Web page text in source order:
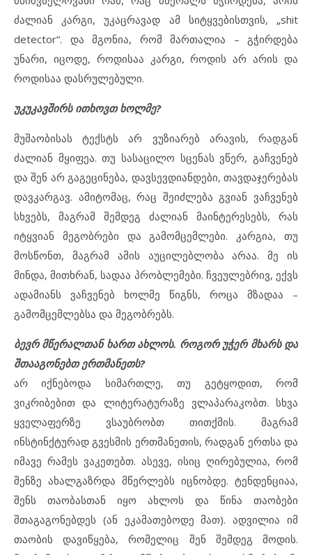
ძალიან კარგი, უკაცრავად ამ სიტყვებისთვის, „shit
detector“. და მგონია, რომ მართალია – გჭირდება
უნარი, იცოდე, როდისაა კარგი, როდის არ არის და
როდისაა დასრულებული.
უკუკავშირს ითხოვთ ხოლმე?
მუშაობისას ტექსტს არ ვუზიარებ არავის, რადგან
ძალიან მყიფეა. თუ სასაცილო სცენას ვწერ, გაჩვენებ
და შენ არ გაგეცინება, დავსევდიანდები, თავდაჯერებას
დავკარგავ. ამიტომაც, რაც შეიძლება გვიან ვაჩვენებ
სხვებს, მაგრამ შემდეგ ძალიან მაინტერესებს, რას
იტყვიან მეგობრები და გამომცემლები. კარგია, თუ
მოსწონთ, მაგრამ ამის აუცილებლობა არაა. მე ის
მინდა, მითხრან, სადაა პრობლემები. ჩვეულებრივ, ექვს
ადამიანს ვაჩვენებ ხოლმე წიგნს, როცა მზადაა –
გამომცემლებსა და მეგობრებს.
ბევრ მწერალთან ხართ ახლოს. როგორ უჭერ მხარს და
შთააგონებთ ერთმანეთს?
არ იქნებოდა სიმართლე, თუ გეტყოდით, რომ
ვიკრიბებით და ლიტერატურაზე ვლაპარაკობთ. სხვა
ყველაფერზე ვსაუბრობთ თითქმის. მაგრამ
ინსტინქტურად გვესმის ერთმანეთის, რადგან ერთსა და
იმავე რამეს ვაკეთებთ. ასევე, ისიც ღირებულია, რომ
შენზე ახალგაზრდა მწერლებს იცნობდე. ტენდენციაა,
შენს თაობასთან იყო ახლოს და წინა თაობები
შთაგაგონებდეს (ან ეკამათებოდე მათ). ადვილია იმ
თაობის დავიწყება, რომელიც შენ შემდეგ მოდის.